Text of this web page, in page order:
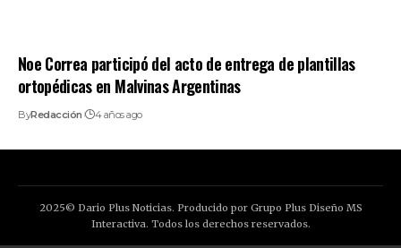
Noe Correa participó del acto de entrega de plantillas
ortopédicas en Malvinas Argentinas
ByRedacción 4 años ago
2025© Dario Plus Noticias. Producido por Grupo Plus Diseño MS
Interactiva. Todos los derechos reservados.